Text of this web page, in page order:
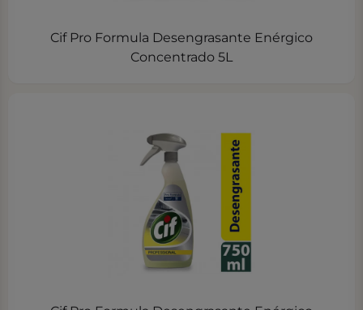
Cif Pro Formula Desengrasante Enérgico
Concentrado 5L